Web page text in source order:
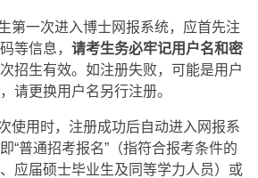
第一次进入博士网报系统，应首先注
等信息， 请考生务必牢记用户名和密
招生有效。如注册失败，可能是用户
请更换用户名另行注册。
使用时，注册成功后自动进入网报系
“普通招考报名”（指符合报考条件的
应届硕士毕业生及同等学力人员）或